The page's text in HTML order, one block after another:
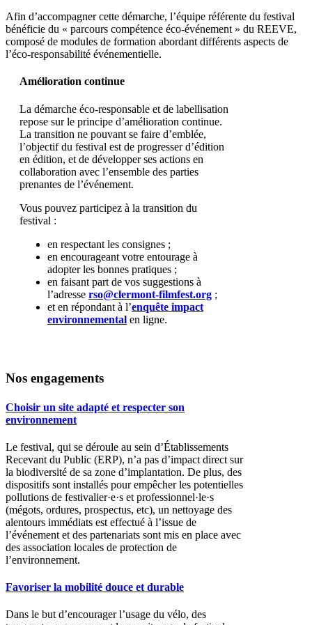
Afin d’accompagner cette démarche, l’équipe référente du festival
bénéficie du « parcours compétence éco-événement » du REEVE,
composé de modules de formation abordant différents aspects de
l’éco-responsabilité événementielle.
Amélioration continue
La démarche éco-responsable et de labellisation
repose sur le principe d’amélioration continue.
La transition ne pouvant se faire d’emblée,
l’objectif du festival est de progresser d’édition
en édition, et de développer ses actions en
collaboration avec l’ensemble des parties
prenantes de l’événement.
Vous pouvez participez à la transition du
festival :
en respectant les consignes ;
en encourageant votre entourage à
adopter les bonnes pratiques ;
en faisant part de vos suggestions à
l’adresse rso@clermont-filmfest.org ;
et en répondant à l’enquête impact
environnemental en ligne.
Nos engagements
Choisir un site adapté et respecter son
environnement
Le festival, qui se déroule au sein d’Établissements
Recevant du Public (ERP), n’a pas d’impact direct sur
la biodiversité de sa zone d’implantation. De plus, des
dispositifs sont installés pour empêcher les potentielles
pollutions de festivalier·e·s et professionnel·le·s
(mégots, ordures, prospectus, etc), un nettoyage des
alentours immédiats est effectué à l’issue de
l’événement et des partenariats sont mis en place avec
des association locales de protection de
l’environnement.
Favoriser la mobilité douce et durable
Dans le but d’encourager l’usage du vélo, des